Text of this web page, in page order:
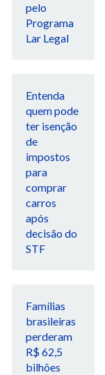
pelo
Programa
Lar Legal
Entenda
quem pode
ter isenção
de
impostos
para
comprar
carros
após
decisão do
STF
Famílias
brasileiras
perderam
R$ 62,5
bilhões